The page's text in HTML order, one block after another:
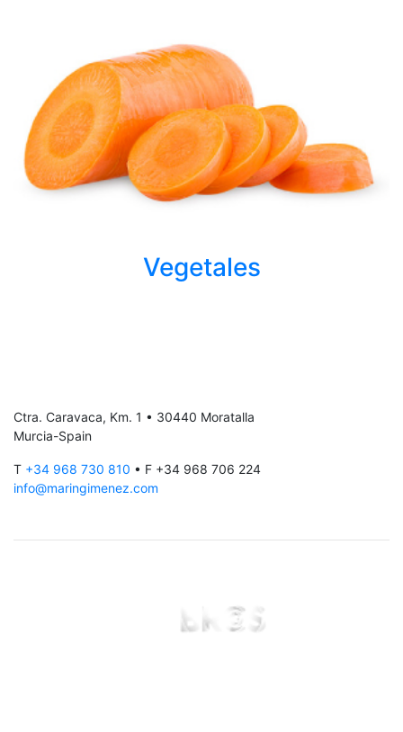
Vegetales
Ctra. Caravaca, Km. 1 • 30440 Moratalla
Murcia-Spain
T +34 968 730 810 • F +34 968 706 224
info@maringimenez.com